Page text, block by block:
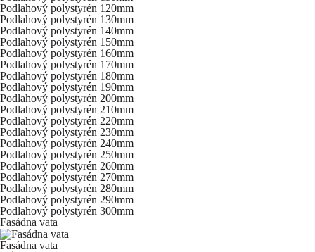
Podlahový polystyrén 120mm
Podlahový polystyrén 130mm
Podlahový polystyrén 140mm
Podlahový polystyrén 150mm
Podlahový polystyrén 160mm
Podlahový polystyrén 170mm
Podlahový polystyrén 180mm
Podlahový polystyrén 190mm
Podlahový polystyrén 200mm
Podlahový polystyrén 210mm
Podlahový polystyrén 220mm
Podlahový polystyrén 230mm
Podlahový polystyrén 240mm
Podlahový polystyrén 250mm
Podlahový polystyrén 260mm
Podlahový polystyrén 270mm
Podlahový polystyrén 280mm
Podlahový polystyrén 290mm
Podlahový polystyrén 300mm
Fasádna vata
Fasádna vata